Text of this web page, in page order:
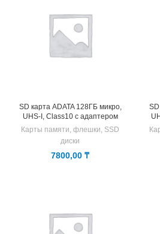
SD карта ADATA 128ГБ микро,
UHS-I, Class10 с адаптером
Карты памяти, флешки, SSD
диски
7800,00 ₸